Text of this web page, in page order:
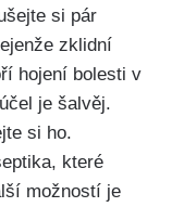
si pár
zklidní
hojení bolesti v
je šalvěj.
si ho.
které
možností je